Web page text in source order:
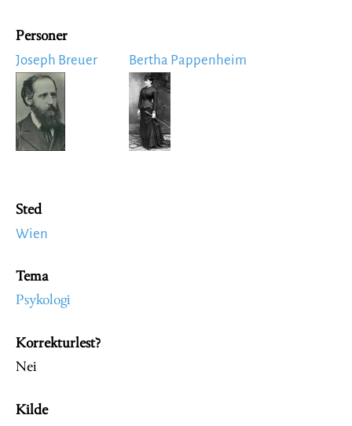
Personer
Joseph Breuer
Image
Bertha Pappenheim
Image
Sted
Wien
Tema
Psykologi
Korrekturlest?
Nei
Kilde